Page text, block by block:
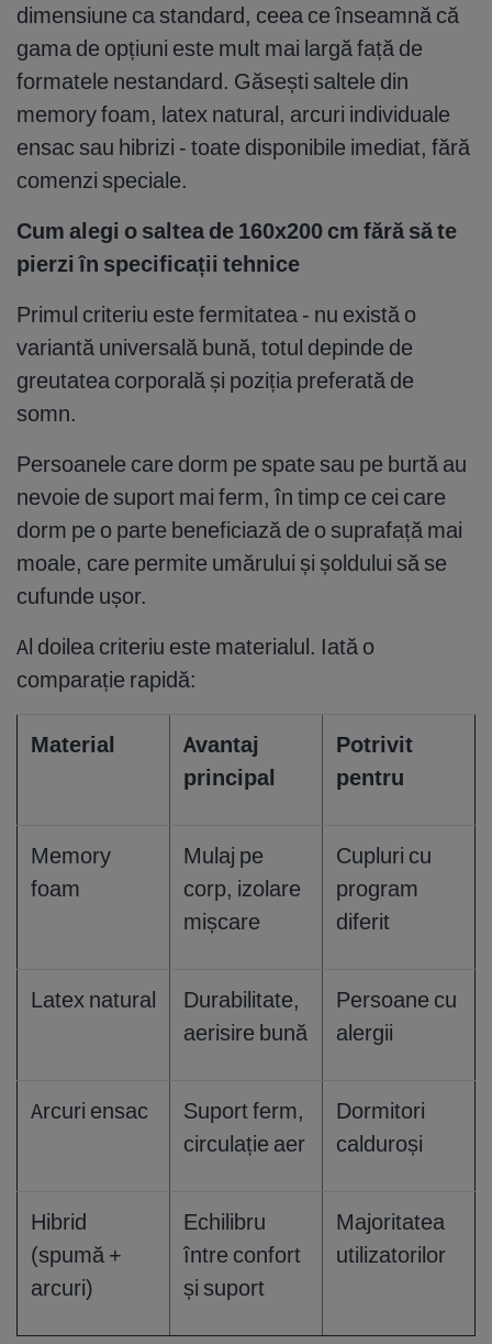
dimensiune ca standard, ceea ce înseamnă că
gama de opțiuni este mult mai largă față de
formatele nestandard. Găsești saltele din
memory foam, latex natural, arcuri individuale
ensac sau hibrizi - toate disponibile imediat, fără
comenzi speciale.
Cum alegi o saltea de 160x200 cm fără să te
pierzi în specificații tehnice
Primul criteriu este fermitatea - nu există o
variantă universală bună, totul depinde de
greutatea corporală și poziția preferată de
somn.
Persoanele care dorm pe spate sau pe burtă au
nevoie de suport mai ferm, în timp ce cei care
dorm pe o parte beneficiază de o suprafață mai
moale, care permite umărului și șoldului să se
cufunde ușor.
Al doilea criteriu este materialul. Iată o
comparație rapidă:
Material
Avantaj
principal
Potrivit
pentru
Memory
foam
Mulaj pe
corp, izolare
mișcare
Cupluri cu
program
diferit
Latex natural
Durabilitate,
aerisire bună
Persoane cu
alergii
Arcuri ensac
Suport ferm,
circulație aer
Dormitori
calduroși
Hibrid
(spumă +
arcuri)
Echilibru
între confort
și suport
Majoritatea
utilizatorilor